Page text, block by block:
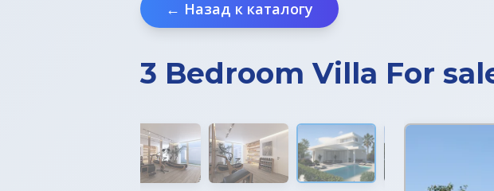
← Назад к каталогу
3 Bedroom Villa For